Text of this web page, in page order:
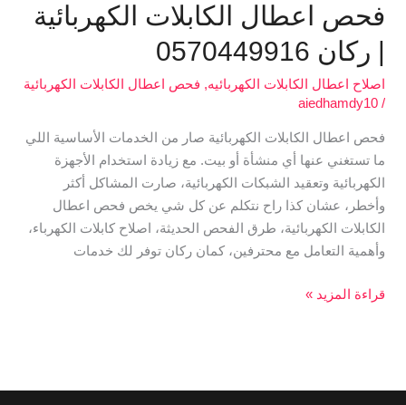
فحص اعطال الكابلات الكهربائية
| ركان 0570449916
اصلاح اعطال الكابلات الكهربائيه, فحص اعطال الكابلات الكهربائية
/
aiedhamdy10
فحص اعطال الكابلات الكهربائية صار من الخدمات الأساسية اللي
ما تستغني عنها أي منشأة أو بيت. مع زيادة استخدام الأجهزة
الكهربائية وتعقيد الشبكات الكهربائية، صارت المشاكل أكثر
وأخطر، عشان كذا راح نتكلم عن كل شي يخص فحص اعطال
الكابلات الكهربائية، طرق الفحص الحديثة، اصلاح كابلات الكهرباء،
وأهمية التعامل مع محترفين، كمان ركان توفر لك خدمات
قراءة المزيد »